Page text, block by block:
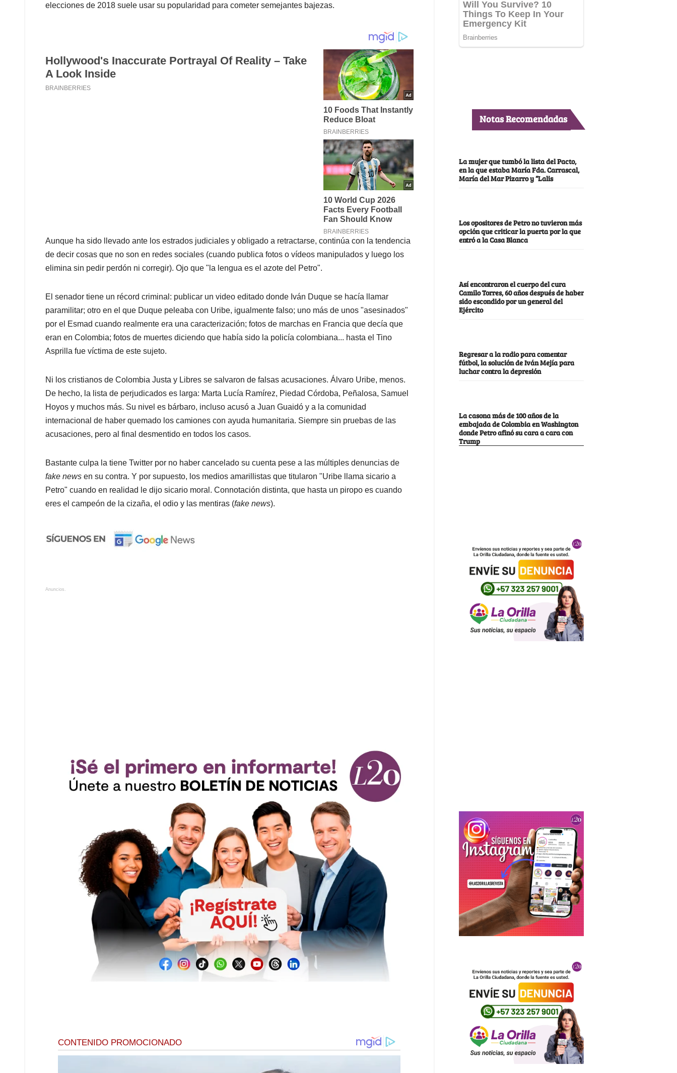
elecciones de 2018 suele usar su popularidad para cometer semejantes bajezas.
Aunque ha sido llevado ante los estrados judiciales y obligado a retractarse, continúa con la tendencia
de decir cosas que no son en redes sociales (cuando publica fotos o vídeos manipulados y luego los
elimina sin pedir perdón ni corregir). Ojo que "la lengua es el azote del Petro".
El senador tiene un récord criminal: publicar un video editado donde Iván Duque se hacía llamar
paramilitar; otro en el que Duque peleaba con Uribe, igualmente falso; uno más de unos "asesinados"
por el Esmad cuando realmente era una caracterización; fotos de marchas en Francia que decía que
eran en Colombia; fotos de muertes diciendo que había sido la policía colombiana... hasta el Tino
Asprilla fue víctima de este sujeto.
Ni los cristianos de Colombia Justa y Libres se salvaron de falsas acusaciones. Álvaro Uribe, menos.
De hecho, la lista de perjudicados es larga: Marta Lucía Ramírez, Piedad Córdoba, Peñalosa, Samuel
Hoyos y muchos más. Su nivel es bárbaro, incluso acusó a Juan Guaidó y a la comunidad
internacional de haber quemado los camiones con ayuda humanitaria. Siempre sin pruebas de las
acusaciones, pero al final desmentido en todos los casos.
Bastante culpa la tiene Twitter por no haber cancelado su cuenta pese a las múltiples denuncias de
fake news en su contra. Y por supuesto, los medios amarillistas que titularon "Uribe llama sicario a
Petro" cuando en realidad le dijo sicario moral. Connotación distinta, que hasta un piropo es cuando
eres el campeón de la cizaña, el odio y las mentiras (fake news).
Anuncios.
Notas Recomendadas
La mujer que tumbó la lista del Pacto,
en la que estaba María Fda. Carrascal,
María del Mar Pizarro y “Lalis
Los opositores de Petro no tuvieron más
opción que criticar la puerta por la que
entró a la Casa Blanca
Así encontraron el cuerpo del cura
Camilo Torres, 60 años después de haber
sido escondido por un general del
Ejército
Regresar a la radio para comentar
fútbol, la solución de Iván Mejía para
luchar contra la depresión
La casona más de 100 años de la
embajada de Colombia en Washington
donde Petro afinó su cara a cara con
Trump